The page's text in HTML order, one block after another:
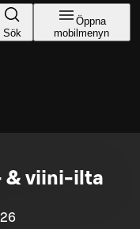
Sök
Öppna
mobilmenyn
& viini-ilta